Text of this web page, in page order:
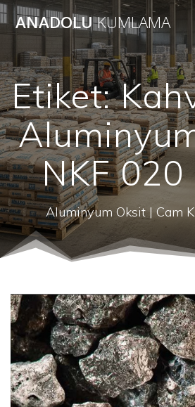
to
content
ANADOLUKUMLAMA
Etiket:
NKF
Aluminyum Oksit | Cam